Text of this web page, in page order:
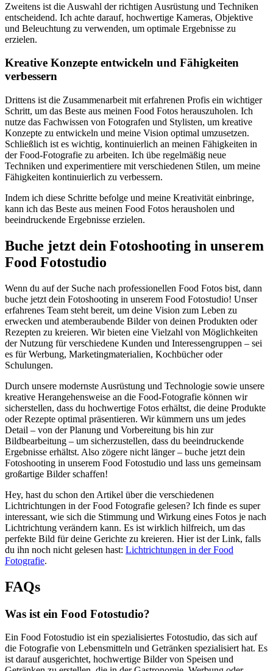
Zweitens ist die Auswahl der richtigen Ausrüstung und Techniken
entscheidend. Ich achte darauf, hochwertige Kameras, Objektive
und Beleuchtung zu verwenden, um optimale Ergebnisse zu
erzielen.
Kreative Konzepte entwickeln und Fähigkeiten
verbessern
Drittens ist die Zusammenarbeit mit erfahrenen Profis ein wichtiger
Schritt, um das Beste aus meinen Food Fotos herauszuholen. Ich
nutze das Fachwissen von Fotografen und Stylisten, um kreative
Konzepte zu entwickeln und meine Vision optimal umzusetzen.
Schließlich ist es wichtig, kontinuierlich an meinen Fähigkeiten in
der Food-Fotografie zu arbeiten. Ich übe regelmäßig neue
Techniken und experimentiere mit verschiedenen Stilen, um meine
Fähigkeiten kontinuierlich zu verbessern.
Indem ich diese Schritte befolge und meine Kreativität einbringe,
kann ich das Beste aus meinen Food Fotos herausholen und
beeindruckende Ergebnisse erzielen.
Buche jetzt dein Fotoshooting in unserem
Food Fotostudio
Wenn du auf der Suche nach professionellen Food Fotos bist, dann
buche jetzt dein Fotoshooting in unserem Food Fotostudio! Unser
erfahrenes Team steht bereit, um deine Vision zum Leben zu
erwecken und atemberaubende Bilder von deinen Produkten oder
Rezepten zu kreieren. Wir bieten eine Vielzahl von Möglichkeiten
der Nutzung für verschiedene Kunden und Interessengruppen – sei
es für Werbung, Marketingmaterialien, Kochbücher oder
Schulungen.
Durch unsere modernste Ausrüstung und Technologie sowie unsere
kreative Herangehensweise an die Food-Fotografie können wir
sicherstellen, dass du hochwertige Fotos erhältst, die deine Produkte
oder Rezepte optimal präsentieren. Wir kümmern uns um jedes
Detail – von der Planung und Vorbereitung bis hin zur
Bildbearbeitung – um sicherzustellen, dass du beeindruckende
Ergebnisse erhältst. Also zögere nicht länger – buche jetzt dein
Fotoshooting in unserem Food Fotostudio und lass uns gemeinsam
großartige Bilder schaffen!
Hey, hast du schon den Artikel über die verschiedenen
Lichtrichtungen in der Food Fotografie gelesen? Ich finde es super
interessant, wie sich die Stimmung und Wirkung eines Fotos je nach
Lichtrichtung verändern kann. Es ist wirklich hilfreich, um das
perfekte Bild für deine Gerichte zu kreieren. Hier ist der Link, falls
du ihn noch nicht gelesen hast: Lichtrichtungen in der Food
Fotografie.
FAQs
Was ist ein Food Fotostudio?
Ein Food Fotostudio ist ein spezialisiertes Fotostudio, das sich auf
die Fotografie von Lebensmitteln und Getränken spezialisiert hat. Es
ist darauf ausgerichtet, hochwertige Bilder von Speisen und